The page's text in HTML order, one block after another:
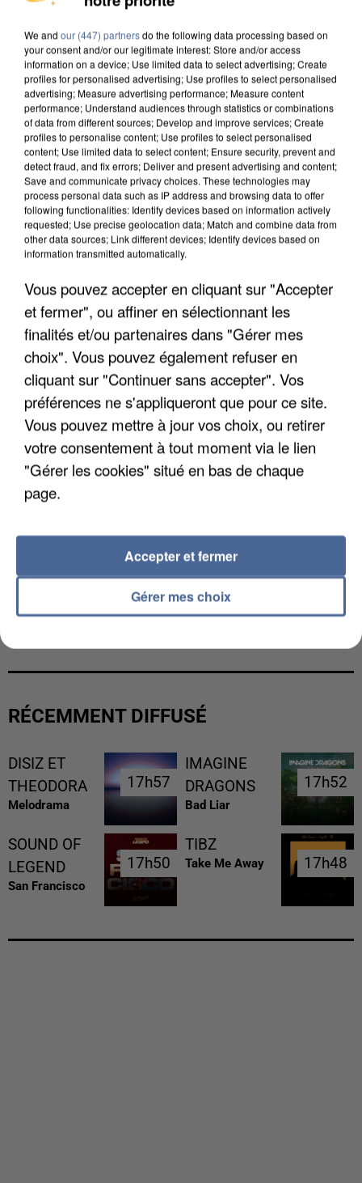
DE SOLIDARITÉ AVEC LES...
APRÈS TOUTES CES CANICULES, LES REFUGES
DE FAUNE SAUVAGE SONT...
L’UN DES FONDATEURS SUPPOSÉS DE LA DZ
RÉCEMMENT DIFFUSÉ
DISIZ ET
THEODORA
Melodrama
17h57
17h57
IMAGINE
DRAGONS
Bad Liar
17h52
17h52
SOUND OF
LEGEND
San Francisco
17h50
17h50
TIBZ
Take Me Away 17h48
17h48
We and our (447) partnersdo the following data processing based on
your consent and/or our legitimate interest: Store and/or access
information on a device; Use limited data to select advertising; Create
profiles for personalised advertising; Use profiles to select personalised
advertising; Measure advertising performance; Measure content
performance; Understand audiences through statistics or combinations
of data from different sources; Develop and improve services; Create
profiles to personalise content; Use profiles to select personalised
content; Use limited data to select content; Ensure security, prevent and
detect fraud, and fix errors; Deliver and present advertising and content;
Save and communicate privacy choices. These technologies may
process personal data such as IP address and browsing data to offer
following functionalities: Identify devices based on information actively
requested; Use precise geolocation data; Match and combine data from
other data sources; Link different devices; Identify devices based on
information transmitted automatically.
Vous pouvez accepter en cliquant sur "Accepter
et fermer", ou affiner en sélectionnant les
finalités et/ou partenaires dans "Gérer mes
choix". Vous pouvez également refuser en
cliquant sur "Continuer sans accepter". Vos
préférences ne s'appliqueront que pour ce site.
Vous pouvez mettre à jour vos choix, ou retirer
votre consentement à tout moment via le lien
"Gérer les cookies" situé en bas de chaque
page.
Gérer mes choix
Accepter et fermer